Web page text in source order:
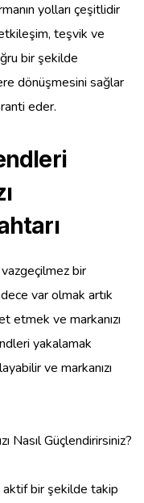
yolları çeşitlidir
teşvik ve
bir şekilde
dönüşmesini sağlar
eder.
bir
var olmak artık
etmek ve markanızı
yakalamak
ve markanızı
aktif bir şekilde takip